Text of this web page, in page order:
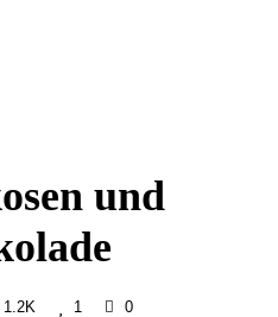
und
1.2K 1 0